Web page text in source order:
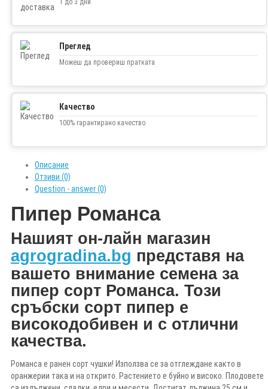
Преглед
Можеш да провериш пратката
Качество
100% гарантирано качество
Описание
Отзиви (0)
Question - answer (0)
Пипер Романса
Нашият он-лайн магазин
agrogradina.bg представя на
вашето внимание семена за
пипер сорт Романса. Този
сръбски сорт пипер е
високодобивен и с отлични
качества.
Романса е ранен сорт чушки! Използва се за отглеждане както в
оранжерии така и на открито. Растението е буйно и високо. Плодовете